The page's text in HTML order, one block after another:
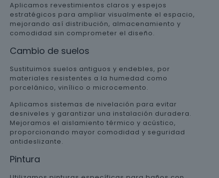
Aplicamos revestimientos claros y espejos
estratégicos para ampliar visualmente el espacio,
mejorando así distribución, almacenamiento y
comodidad sin comprometer el diseño.
Cambio de suelos
Sustituimos suelos antiguos y endebles, por
materiales resistentes a la humedad como
porcelánico, vinílico o microcemento.
Aplicamos sistemas de nivelación para evitar
desniveles y garantizar una instalación duradera.
Mejoramos el aislamiento térmico y acústico,
proporcionando mayor comodidad y seguridad
antideslizante.
Pintura